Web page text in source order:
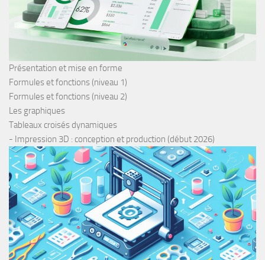
Présentation et mise en forme
Formules et fonctions (niveau 1)
Formules et fonctions (niveau 2)
Les graphiques
Tableaux croisés dynamiques
- Impression 3D : conception et production (début 2026)